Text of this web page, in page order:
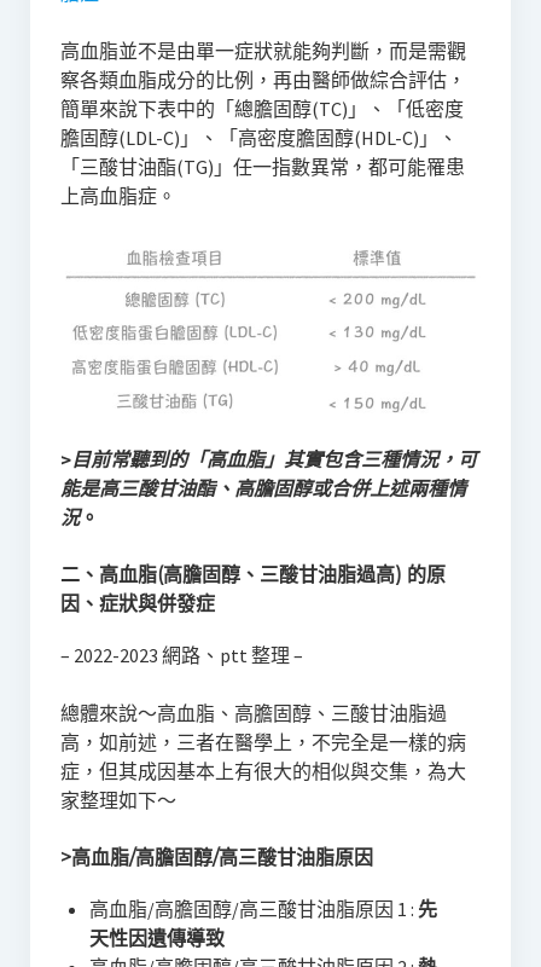
高血脂並不是由單一症狀就能夠判斷，而是需觀
察各類血脂成分的比例，再由醫師做綜合評估，
簡單來說下表中的「總膽固醇(TC)」、「低密度
膽固醇(LDL-C)」、「高密度膽固醇(HDL-C)」、
「三酸甘油酯(TG)」任一指數異常，都可能罹患
上高血脂症。
>目前常聽到的「高血脂」其實包含三種情況，可
能是高三酸甘油酯、高膽固醇或合併上述兩種情
況。
二、高血脂(高膽固醇、三酸甘油脂過高) 的原
因、症狀與併發症
– 2022-2023 網路、ptt 整理 –
總體來說～高血脂、高膽固醇、三酸甘油脂過
高，如前述，三者在醫學上，不完全是一樣的病
症，但其成因基本上有很大的相似與交集，為大
家整理如下～
>高血脂/高膽固醇/高三酸甘油脂原因
高血脂/高膽固醇/高三酸甘油脂原因 1 : 先
天性因遺傳導致